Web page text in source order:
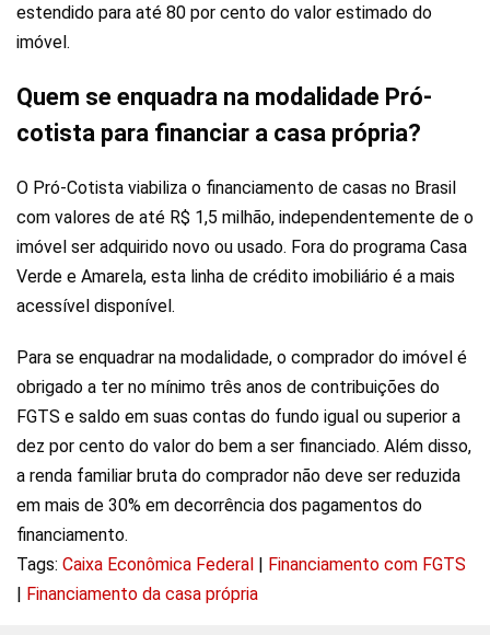
estendido para até 80 por cento do valor estimado do
imóvel.
Quem se enquadra na modalidade Pró-
cotista para financiar a casa própria?
O Pró-Cotista viabiliza o financiamento de casas no Brasil
com valores de até R$ 1,5 milhão, independentemente de o
imóvel ser adquirido novo ou usado. Fora do programa Casa
Verde e Amarela, esta linha de crédito imobiliário é a mais
acessível disponível.
Para se enquadrar na modalidade, o comprador do imóvel é
obrigado a ter no mínimo três anos de contribuições do
FGTS e saldo em suas contas do fundo igual ou superior a
dez por cento do valor do bem a ser financiado. Além disso,
a renda familiar bruta do comprador não deve ser reduzida
em mais de 30% em decorrência dos pagamentos do
financiamento.
Tags: Caixa Econômica Federal | Financiamento com FGTS
| Financiamento da casa própria